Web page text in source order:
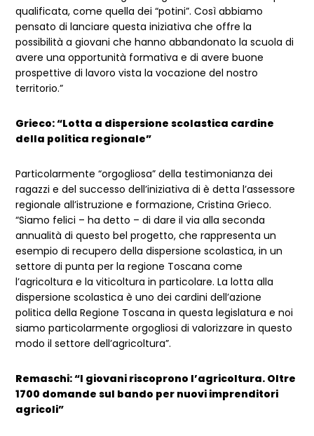
qualificata, come quella dei “potini”. Così abbiamo
pensato di lanciare questa iniziativa che offre la
possibilità a giovani che hanno abbandonato la scuola di
avere una opportunità formativa e di avere buone
prospettive di lavoro vista la vocazione del nostro
territorio.”
Grieco: “Lotta a dispersione scolastica cardine
della politica regionale”
Particolarmente “orgogliosa” della testimonianza dei
ragazzi e del successo dell’iniziativa di è detta l’assessore
regionale all’istruzione e formazione, Cristina Grieco.
“Siamo felici – ha detto – di dare il via alla seconda
annualità di questo bel progetto, che rappresenta un
esempio di recupero della dispersione scolastica, in un
settore di punta per la regione Toscana come
l’agricoltura e la viticoltura in particolare. La lotta alla
dispersione scolastica è uno dei cardini dell’azione
politica della Regione Toscana in questa legislatura e noi
siamo particolarmente orgogliosi di valorizzare in questo
modo il settore dell’agricoltura”.
Remaschi: “I giovani riscoprono l’agricoltura. Oltre
1700 domande sul bando per nuovi imprenditori
agricoli”